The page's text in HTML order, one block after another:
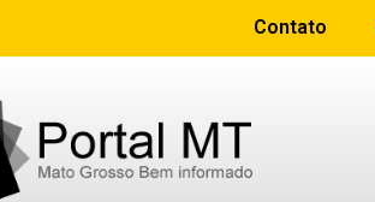
Contato